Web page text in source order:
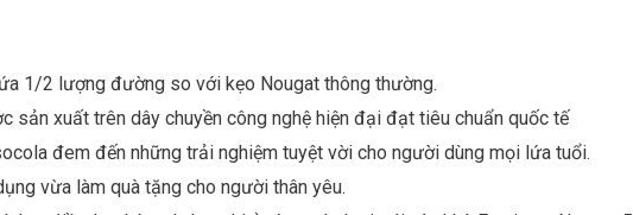
1/2 lượng đường so với kẹo Nougat thông thường.
sản xuất trên dây chuyền công nghệ hiện đại đạt tiêu chuẩn quốc tế
đem đến những trải nghiệm tuyệt vời cho người dùng mọi lứa tuổi.
vừa làm quà tặng cho người thân yêu.